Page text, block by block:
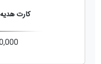
کارت هدیه 100 میلیون ریال